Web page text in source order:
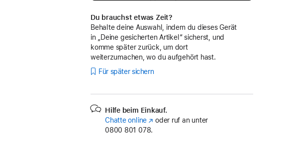
Du brauchst etwas Zeit?
Behalte deine Auswahl, indem du dieses Gerät
in „Deine gesicherten Artikel“ sicherst, und
komme später zurück, um dort
weiterzumachen, wo du aufgehört hast.
Für später sichern
Hilfe beim Einkauf.
Chatte online (Öffnet
ein
oder ruf an unter
0800 801 078.